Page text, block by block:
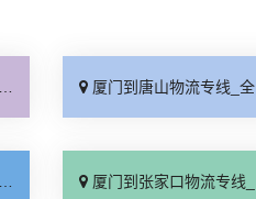
厦门到唐山物流专线_全境派送「收费介绍」
厦门到张家口物流专线_全境派送「多久能到」